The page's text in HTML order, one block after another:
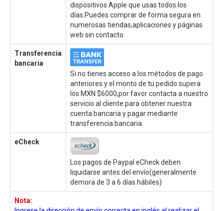
dispositivos Apple que usas todos los
días.Puedes comprar de forma segura en
numerosas tiendas,aplicaciones y páginas
web sin contacto.
Transferencia
bancaria
Si no tienes acceso a los métodos de pago
anteriores y el monto de tu pedido supera
los MXN $6000,por favor contacta a nuestro
servicio al cliente para obtener nuestra
cuenta bancaria y pagar mediante
transferencia bancaria.
eCheck
Los pagos de Paypal eCheck deben
liquidarse antes del envío(generalmente
demora de 3 a 6 días hábiles)
Nota: